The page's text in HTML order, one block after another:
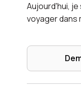
Aujourd'hui,
voyager dans